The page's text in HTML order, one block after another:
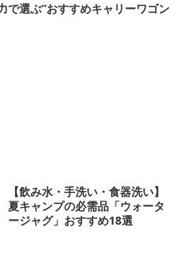
で選ぶ”おすすめキャリーワゴン
【飲み水・手洗い・食器洗い】
夏キャンプの必需品「ウォータ
ージャグ」おすすめ18選